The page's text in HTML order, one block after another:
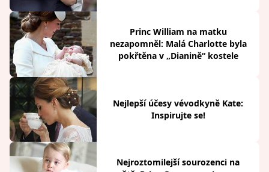
Princ William na matku
nezapomněl: Malá Charlotte byla
pokřtěna v „Dianině“ kostele
Nejlepší účesy vévodkyně Kate:
Inspirujte se!
Nejroztomilejší sourozenci na